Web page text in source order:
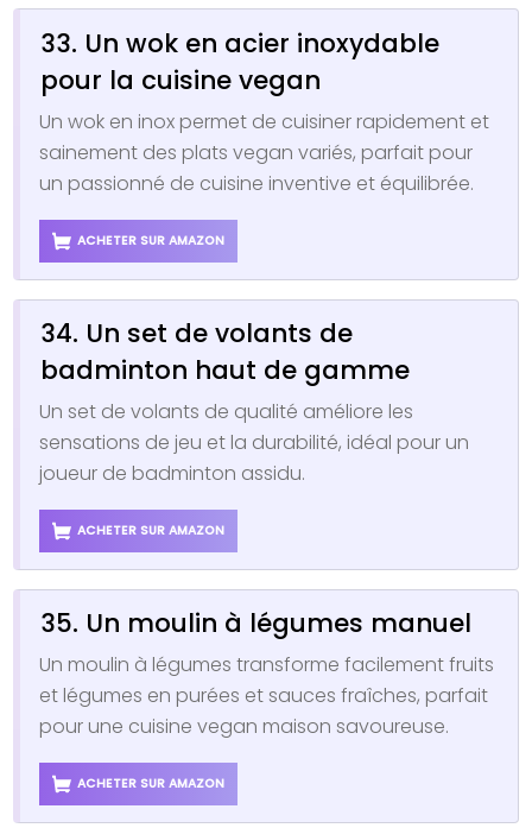
33. Un wok en acier inoxydable
pour la cuisine vegan
Un wok en inox permet de cuisiner rapidement et
sainement des plats vegan variés, parfait pour
un passionné de cuisine inventive et équilibrée.
ACHETER SUR AMAZON
34. Un set de volants de
badminton haut de gamme
Un set de volants de qualité améliore les
sensations de jeu et la durabilité, idéal pour un
joueur de badminton assidu.
ACHETER SUR AMAZON
35. Un moulin à légumes manuel
Un moulin à légumes transforme facilement fruits
et légumes en purées et sauces fraîches, parfait
pour une cuisine vegan maison savoureuse.
ACHETER SUR AMAZON